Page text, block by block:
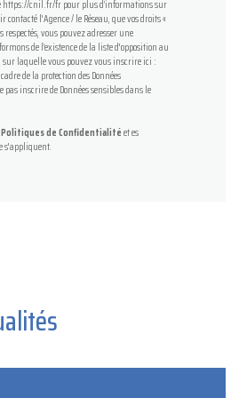
https://cnil.fr/frpour plus d’informations sur
l'Agence / le Réseau, que vos droits «
vous pouvez adresser une
de l’existence de la liste d'opposition au
sur laquelle vous pouvez vous inscrire ici :
de la protection des Données
inscrire de Données sensibles dans le
Politiques de Confidentialitéet es
s'appliquent.